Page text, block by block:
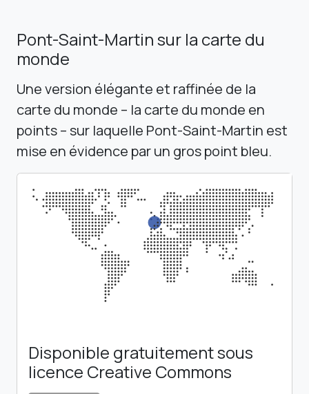
Pont-Saint-Martin sur la carte du
monde
Une version élégante et raffinée de la
carte du monde – la carte du monde en
points – sur laquelle Pont-Saint-Martin est
mise en évidence par un gros point bleu.
Disponible gratuitement sous
licence Creative Commons